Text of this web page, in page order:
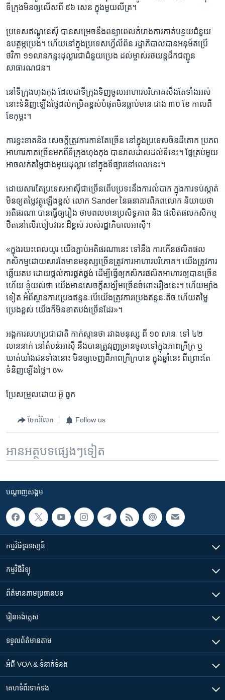
ទីក្រុង​មិនឲ្យ​លើសពី​ ៩៦​ សេន​ ក្នុង​មួយ​លីត្រ។
ប្រទេស​ឥណ្ឌូនេស៊ី​ បាន​សម្រេច​នឹង​ពន្យា​ពេល​គំរោងការ​កាត់​បន្ថយ​ជំនួយ​
ឧបត្ថម្ភប្រេង។ ​ហើយ​នៅ​ក្នុង​ប្រទេស​ហ្វីលីពិន ​រដ្ឋាភិបាល​បាន​អនុម័ត​ប្រើ​
ថវិកា​ ១១​លាន​កន្លះ​ដុល្លារ​ជា​ជំនួយ​ប្រេង​ ដល់​ម្ចាស់​រថយន្ដ​ដឹក​ជញ្ជូន​
សាធារណជន។
នៅ​ទីក្រុង​ហុងកុង ​ដែល​ជា​ទីក្រុង​ទិញ​ចូល​អាហារបរិភោគ​សឹង​តែ​ទាំងអស់​
នោះទំនិញឡើងថ្លៃដល់កម្រិតខ្ពស់​បំផុត​មិន​ធ្លាប់​មាន​ ជាង​ ៣០​ ខែ​ កាល​ពី​
ខែ​កុម្ភះ។
ការ​ខ្វះខាត​និង ​សេចក្ដី​ត្រូវការ​កាន់តែ​ច្រើន​ នៅ​ក្នុង​ប្រទេស​ចិន​ដីគោក​ ប្រភព​
អាហារ​ភាគច្រើន​មក​ពី​ទីក្រុង​ហុងកុង ​បាន​រាលដាល​ដល់​ទីនេះ​។ ផ្លែ​ត្រប់​មួយ​
អាច​លក់តម្លៃ​ជាង​មូយ​ដុល្លារ​ នៅ​ក្នុង​ទី​ផ្សារ​នៅ​ពេលនេះ។
ដោយសារ​តែ​ប្រទេស​អាស៊ី​ជាច្រើន​ពើបប្រទះ​នឹង​ការលំបាក​ ក្នុង​ការ​ទប់ស្កាត់​
មិនឲ្យ​តម្លៃ​វត្ថុ​ឡើងខ្ពស់ ​លោក​ Sander​ នៃ​ធនាគារ​ពិភពលោក​ និយាយថា​
អតិផរណា ​បាន​ធ្វើឲ្យ​រឿង​ ថាមពល​មាន​ប្រសិទ្ធភាព​ និង​ ផលិតផល​កសិកម្ម​
ឋឹត​នៅលើ​របៀបវារះ​ ដ៏​ខ្ពស់​ របស់​រដ្ឋាភិបាល​អាស៊ី។
«ក្នុង​រយះ​ពេល​យូរ​ យើង​ភ្ជាប់​អតិផរណា​នេះ​ ទៅនឹង​ ការកើន​ផលិតផល​
កសិកម្ម​ដោយសារ​តែមាន​មនុស្ស​ច្រើន​ត្រូវការ​អាហារ​បរិភោគ។​ យើង​ត្រូវការ​
ឆ្លើយតប​ ដោយ​ផ្ដល់​ការ​ផ្គត់ផ្គង់​ ដើម្បី​ធ្វើឲ្យ​កសិករផលិត​អាហារ​ឲ្យ​បាន​ច្រើន​
ហើយ​ ខ្ញុំ​យល់​ថា​ យើង​មាន​សេចក្ដី​សង្ឃឹម​ច្រើន​ចំពោះ​រឿង​នេះ។ ហើយ​ម្យ៉ាង​
ទៀត​ អំពី​ស្ថានការ​ប្រេង​ឥន្ទនៈបើយើង​ត្រូវការ​ប្រេង​ឥន្ទនៈ​តិច ហើយ​តម្លៃ​
ប្រេង​ខ្ពស់​ យើង​ក៏​មិន​ខាតបង់​ច្រើន​ដែរ»។
អង្គការសហប្រជាជាតិ ​កាក់ស្មាន​ថា​ រវាង​មនុស្ស ​ពី ​១០​ លាន ​ ទៅ ​៤២ ​
លាន​នាក់​ នៅ​តំបន់​អាស៊ី ​នឹង​បាន​ត្រូវ​រុញច្រាន​ចូលទៅ​ក្នុង​ភាពក្រីក្រ ឬ​
ឃាត់ឃាំង​ជន​ទាំងនោះ​ មិនឲ្យ​ចេញ​ពី​ភាព​ក្រីក្រ​បាន​ ក្នុងឆ្នាំនេះ​ ពីព្រោះ​តែ​
ទំនិញ​ឡើងថ្លៃ។​ ៚
ប្រែ​សម្រួល​ដោយ​ អ៊ូ ធួក
ចែករំលែក Follow us
អានអត្ថបទផ្សេងៗទៀត
បណ្តាញ​សង្គម
កម្មវិធី​ទូរទស្សន៍
កម្មវិធី​វិទ្យុ
ព័ត៌មាន​តាមប្រធានបទ​
រៀន​​អង់គ្លេស
ទទួល​ព័ត៌មាន​តាម
អំពី​ VOA & ទំនាក់ទំនង
គេហទំព័រ​​ទាក់ទង